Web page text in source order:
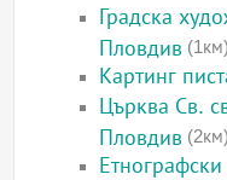
Градска
Пловдив (1км)
Картинг
Църква Св.
Пловдив (2км)